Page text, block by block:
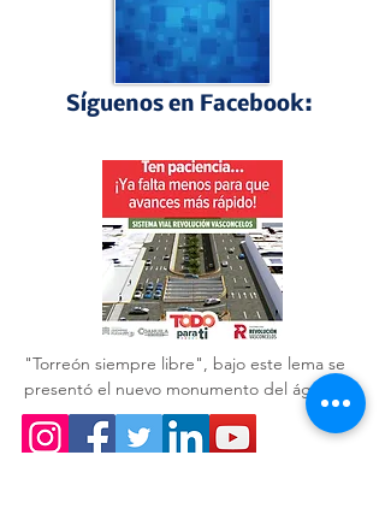
Síguenos en Facebook:
"Torreón siempre libre", bajo este lema se
presentó el nuevo monumento del águila 🦅
que acompaña a la obra del GIRO
Independencia.